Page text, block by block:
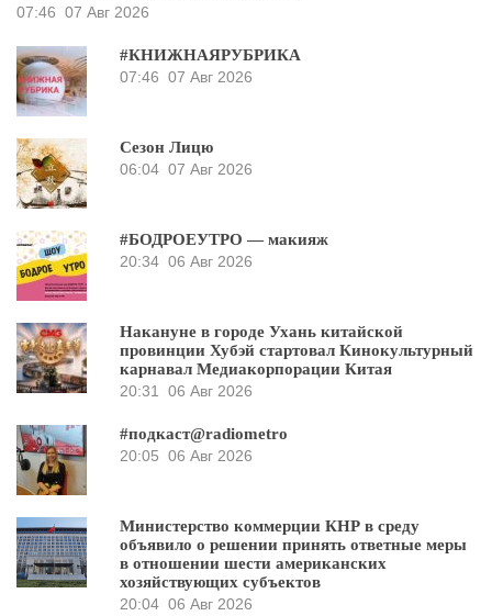
07:46 07 Авг 2026
#КНИЖНАЯРУБРИКА
07:46 07 Авг 2026
Сезон Лицю
06:04 07 Авг 2026
#БОДРОЕУТРО — макияж
20:34 06 Авг 2026
Накануне в городе Ухань китайской
провинции Хубэй стартовал Кинокультурный
карнавал Медиакорпорации Китая
20:31
06 Авг 2026
#подкаст@radiometro
20:05 06 Авг 2026
Министерство коммерции КНР в среду
объявило о решении принять ответные меры
в отношении шести американских
хозяйствующих субъектов
20:04 06 Авг 2026